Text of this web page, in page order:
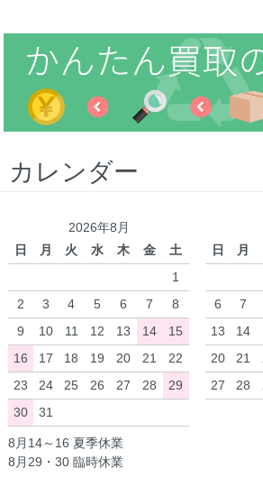
カレンダー
2026年8月
日
月 火 水 木 金
土
1
2
3 4 5 6 7
8
9
10 11 12 13 14
15
16
17 18 19 20 21
22
23
24 25 26 27 28
29
30
31
日
月
6
7
13
14
20
21
27
28
8月14～16 夏季休業
8月29・30 臨時休業